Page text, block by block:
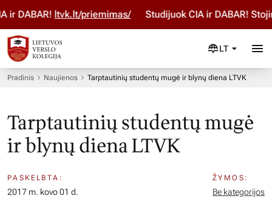
DABAR!ltvk.lt/priemimas/ Studijuok ČIA ir DABAR!
LT
Pradinis Naujienos Tarptautinių studentų mugė ir blynų diena LTVK
Tarptautinių studentų mugė
ir blynų diena LTVK
PASKELBTA:
2017 m. kovo 01 d.
ŽYMOS:
Be kategorijos